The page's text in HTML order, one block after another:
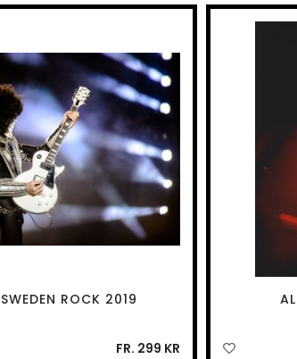
ROCK 2019
FR. 299 KR